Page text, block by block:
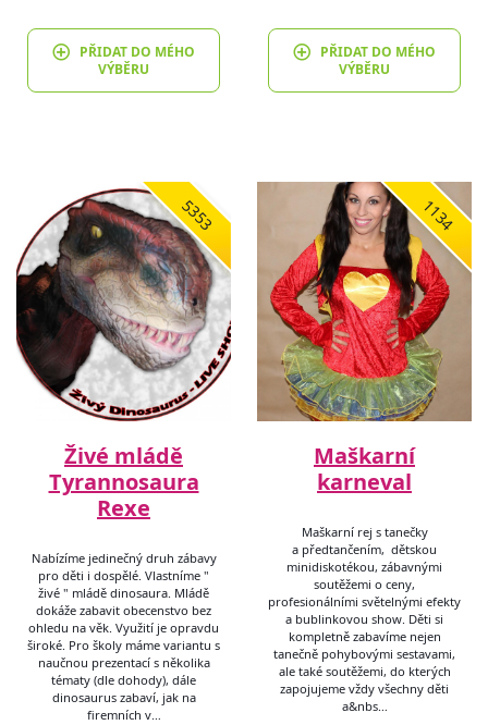
PŘIDAT DO MÉHO
VÝBĚRU
PŘIDAT DO MÉHO
VÝBĚRU
5353
Živé mládě
Tyrannosaura
Rexe
Nabízíme jedinečný druh zábavy
pro děti i dospělé. Vlastníme "
živé " mládě dinosaura. Mládě
dokáže zabavit obecenstvo bez
ohledu na věk. Využití je opravdu
široké. Pro školy máme variantu s
naučnou prezentací s několika
tématy (dle dohody), dále
dinosaurus zabaví, jak na
firemních v…
1134
Maškarní
karneval
Maškarní rej s tanečky
a předtančením, dětskou
minidiskotékou, zábavnými
soutěžemi o ceny,
profesionálními světelnými efekty
a bublinkovou show. Děti si
kompletně zabavíme nejen
tanečně pohybovými sestavami,
ale také soutěžemi, do kterých
zapojujeme vždy všechny děti
a&nbs…